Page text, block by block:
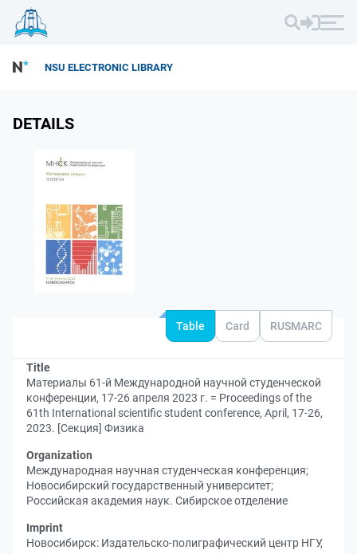
NSU ELECTRONIC LIBRARY
DETAILS
Table Card RUSMARC
Title
Материалы 61-й Международной научной студенческой
конференции, 17-26 апреля 2023 г. = Proceedings of the
61th International scientific student conference, April, 17-26,
2023. [Секция] Физика
Organization
Международная научная студенческая конференция;
Новосибирский государственный университет;
Российская академия наук. Сибирское отделение
Imprint
Новосибирск: Издательско-полиграфический центр НГУ,